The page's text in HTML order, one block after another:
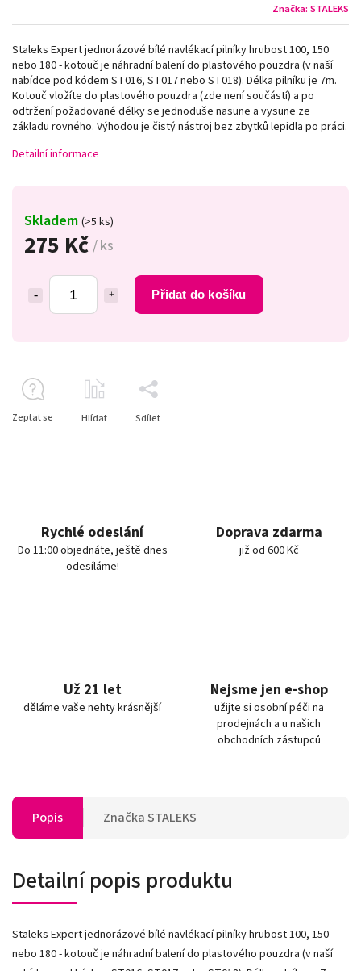
Značka: STALEKS
275 Kč / ks
Přidat do košíku
Skladem (>5 ks)
Staleks Expert jednorázové bílé navlékací pilníky hrubost 100, 150
nebo 180 - kotouč je náhradní balení do plastového pouzdra (v naší
nabídce pod kódem ST016, ST017 nebo ST018). Délka pilníku je 7m.
Kotouč vložíte do plastového pouzdra (zde není součástí) a po
odtržení požadované délky se jednoduše nasune a vysune ze
základu rovného. Výhodou je čistý nástroj bez zbytků lepidla po práci.
Detailní informace
Zeptat se Hlídat Sdílet
Rychlé odeslání
Do 11:00 objednáte, ještě dnes
odesíláme!
Doprava zdarma
již od 600 Kč
Už 21 let
děláme vaše nehty krásnější
Nejsme jen e-shop
užijte si osobní péči na
prodejnách a u našich
obchodních zástupců
Popis ZnačkaSTALEKS
Detailní popis produktu
Staleks Expert jednorázové bílé navlékací pilníky hrubost 100, 150
nebo 180 - kotouč je náhradní balení do plastového pouzdra (v naší